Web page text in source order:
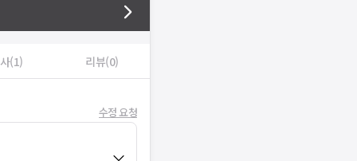
(1) 리뷰(0)
수정 요청